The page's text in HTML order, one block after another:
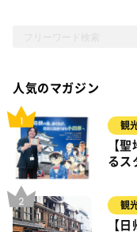
人気のマガジン
観
【
るス
観
【